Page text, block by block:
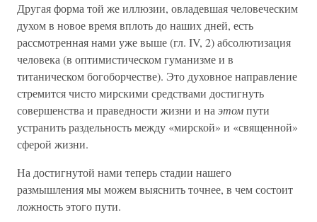
Другая форма той же иллюзии, овладевшая человеческим
духом в новое время вплоть до наших дней, есть
рассмотренная нами уже выше (гл. IV, 2) абсолютизация
человека (в оптимистическом гуманизме и в
титаническом богоборчестве). Это духовное направление
стремится чисто мирскими средствами достигнуть
совершенства и праведности жизни и на этомпути
устранить раздельность между «мирской» и «священной»
сферой жизни.
На достигнутой нами теперь стадии нашего
размышления мы можем выяснить точнее, в чем состоит
ложность этого пути.